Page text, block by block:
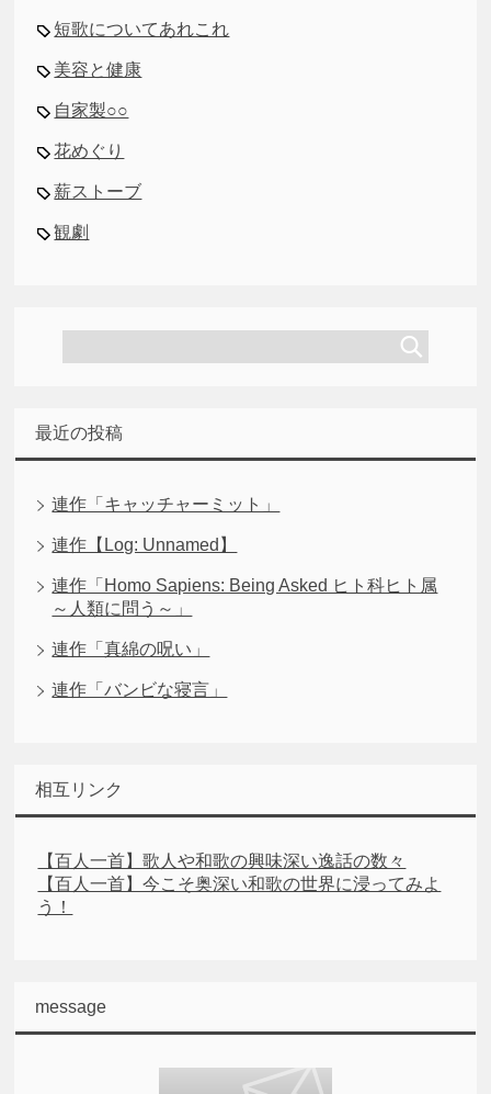
短歌についてあれこれ
美容と健康
自家製○○
花めぐり
薪ストーブ
観劇
最近の投稿
連作「キャッチャーミット」
連作【Log: Unnamed】
連作「Homo Sapiens: Being Asked ヒト科ヒト属
～人類に問う～」
連作「真綿の呪い」
連作「バンビな寝言」
相互リンク
【百人一首】歌人や和歌の興味深い逸話の数々
【百人一首】今こそ奥深い和歌の世界に浸ってみよ
う！
message